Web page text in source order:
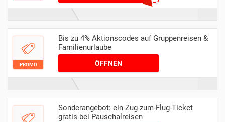
PROMO
Bis zu 4% Aktionscodes auf Gruppenreisen &
Familienurlaube
ÖFFNEN
Sonderangebot: ein Zug-zum-Flug-Ticket
gratis bei Pauschalreisen